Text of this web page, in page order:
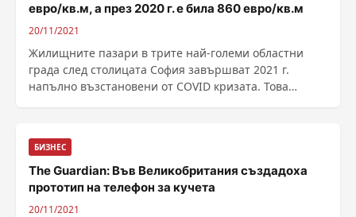
евро/кв.м, а през 2020 г. е била 860 евро/кв.м
20/11/2021
Жилищните пазари в трите най-големи областни
града след столицата София завършват 2021 г.
напълно възстановени от COVID кризата. Това
БИЗНЕС
The Guardian: Във Великобритания създадоха
прототип на телефон за кучета
20/11/2021